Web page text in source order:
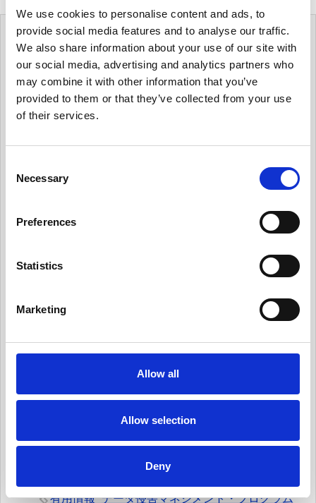
We use cookies to personalise content and ads, to
provide social media features and to analyse our traffic.
We also share information about your use of our site with
our social media, advertising and analytics partners who
may combine it with other information that you’ve
provided to them or that they’ve collected from your use
of their services.
Necessary
Preferences
Statistics
Marketing
Allow all
Allow selection
Deny
カテゴリー
有用情報
有用情報_ガバナンス体制を整える
有用情報_個人データ台帳の保守、データ移転メ
有用情報_内部のデータ・プライバシー・ポリシ
有用情報_日常業務にデータ・プライバシーの考
有用情報_従業員トレーニングとプライバシーに
有用情報_情報セキュリティ・リスクを日常的に
への取組みを反映させる
有用情報_データ侵害マネジメント・プログラム